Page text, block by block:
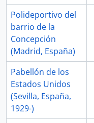
Polideportivo del
barrio de la
Concepción
(Madrid, España)
Pabellón de los
Estados Unidos
(Sevilla, España,
1929-)